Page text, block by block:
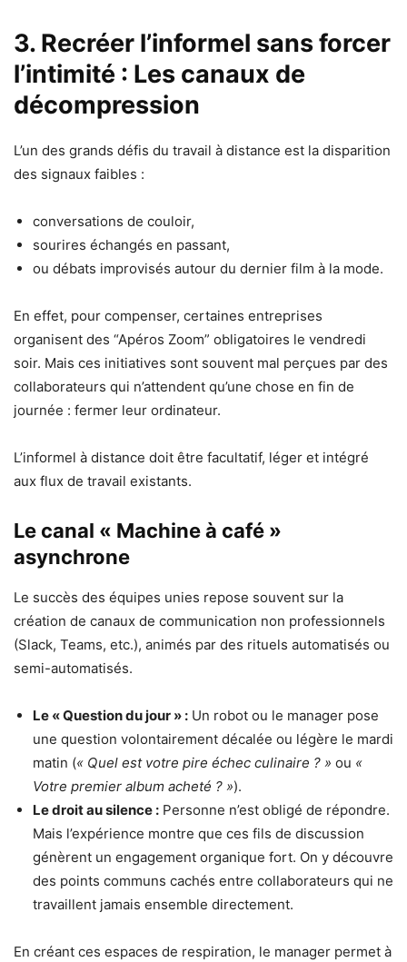
3. Recréer l’informel sans forcer
l’intimité : Les canaux de
décompression
L’un des grands défis du travail à distance est la disparition
des signaux faibles :
conversations de couloir,
sourires échangés en passant,
ou débats improvisés autour du dernier film à la mode.
En effet, pour compenser, certaines entreprises
organisent des “Apéros Zoom” obligatoires le vendredi
soir. Mais ces initiatives sont souvent mal perçues par des
collaborateurs qui n’attendent qu’une chose en fin de
journée : fermer leur ordinateur.
L’informel à distance doit être facultatif, léger et intégré
aux flux de travail existants.
Le canal « Machine à café »
asynchrone
Le succès des équipes unies repose souvent sur la
création de canaux de communication non professionnels
(Slack, Teams, etc.), animés par des rituels automatisés ou
semi-automatisés.
Le « Question du jour » : Un robot ou le manager pose
une question volontairement décalée ou légère le mardi
matin (« Quel est votre pire échec culinaire ? » ou «
Votre premier album acheté ? »).
Le droit au silence : Personne n’est obligé de répondre.
Mais l’expérience montre que ces fils de discussion
génèrent un engagement organique fort. On y découvre
des points communs cachés entre collaborateurs qui ne
travaillent jamais ensemble directement.
En créant ces espaces de respiration, le manager permet à